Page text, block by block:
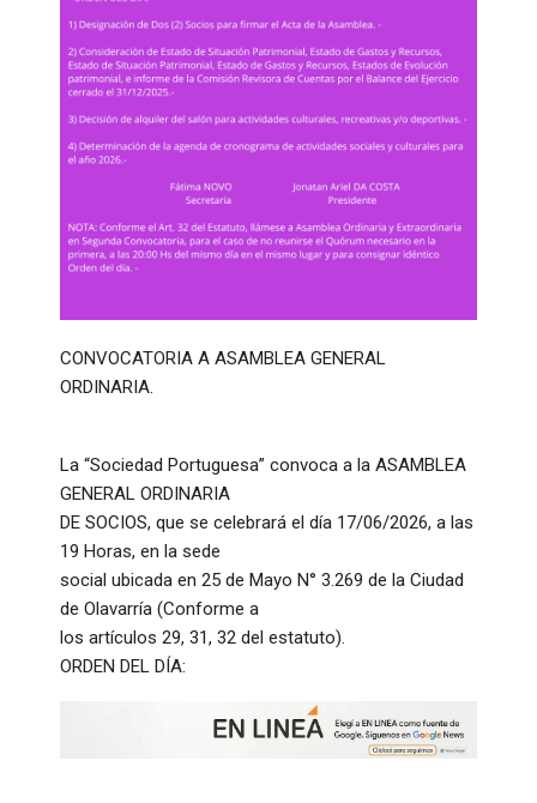
CONVOCATORIA A ASAMBLEA GENERAL
ORDINARIA.
La “Sociedad Portuguesa” convoca a la ASAMBLEA
GENERAL ORDINARIA
DE SOCIOS, que se celebrará el día 17/06/2026, a las
19 Horas, en la sede
social ubicada en 25 de Mayo N° 3.269 de la Ciudad
de Olavarría (Conforme a
los artículos 29, 31, 32 del estatuto).
ORDEN DEL DÍA: